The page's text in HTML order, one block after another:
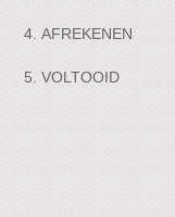
AFREKENEN
VOLTOOID